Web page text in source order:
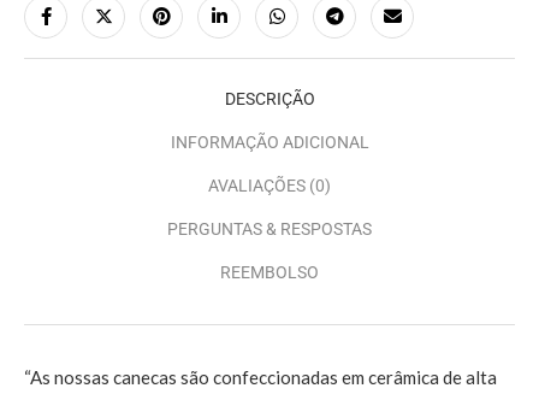
DESCRIÇÃO
INFORMAÇÃO ADICIONAL
AVALIAÇÕES (0)
PERGUNTAS & RESPOSTAS
REEMBOLSO
“As nossas canecas são confeccionadas em cerâmica de alta